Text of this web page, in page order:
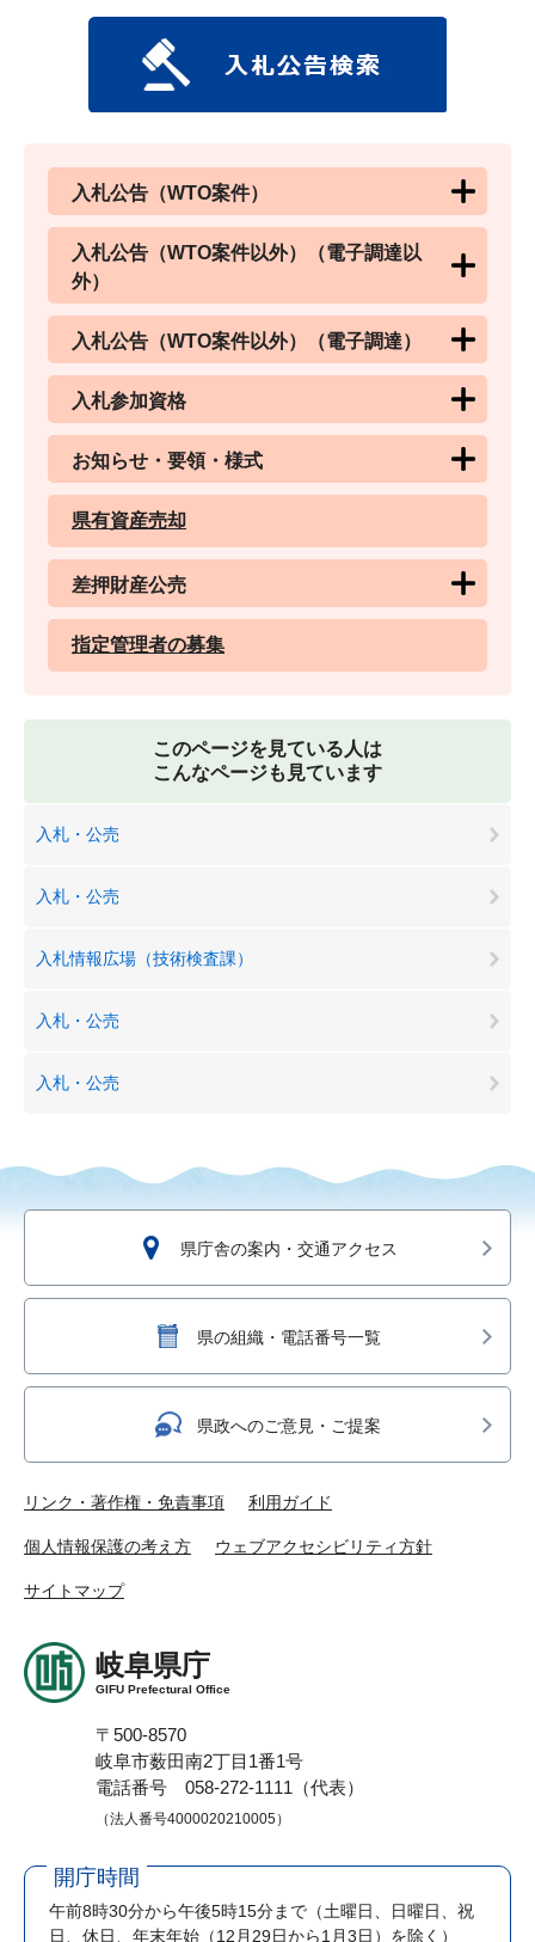
入札公告（WTO案件）
入札公告（WTO案件以外）（電子調達以
外）
入札公告（WTO案件以外）（電子調達）
入札参加資格
お知らせ・要領・様式
県有資産売却
差押財産公売
指定管理者の募集
このページを見ている人は
こんなページも見ています
入札・公売
入札・公売
入札情報広場（技術検査課）
入札・公売
入札・公売
県庁舎の案内・交通アクセス
県の組織・電話番号一覧
県政へのご意見・ご提案
リンク・著作権・免責事項 利用ガイド
個人情報保護の考え方 ウェブアクセシビリティ方針
サイトマップ
岐阜県庁
GIFU Prefectural Office
〒500-8570
岐阜市薮田南2丁目1番1号
電話番号 058-272-1111（代表）
（法人番号4000020210005）
開庁時間
午前8時30分から午後5時15分まで （土曜日、日曜日、祝
日、休日、年末年始（12月29日から1月3日）を除く）